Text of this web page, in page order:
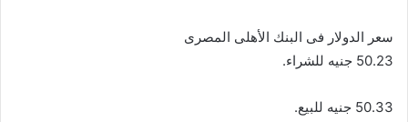
سعر الدولار فى البنك الأهلى المصرى
50.23 جنيه للشراء.
50.33 جنيه للبيع.